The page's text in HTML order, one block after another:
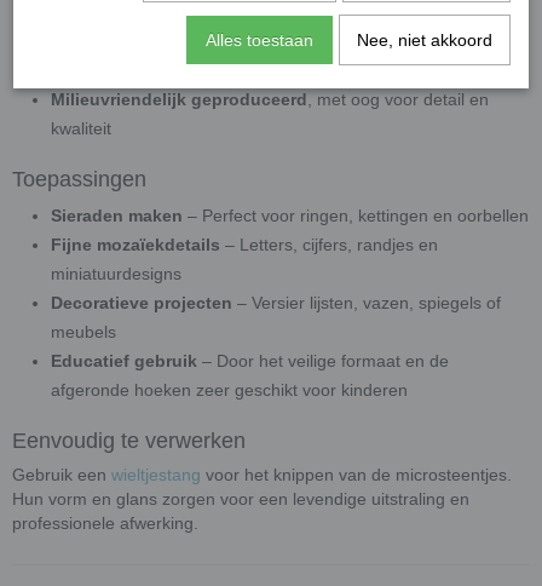
Geschikt voor binnen en buiten , in alle
weersomstandigheden
Milieuvriendelijk geproduceerd , met oog voor detail en
kwaliteit
Toepassingen
Sieraden maken – Perfect voor ringen, kettingen en oorbellen
Fijne mozaïekdetails – Letters, cijfers, randjes en
miniatuurdesigns
Decoratieve projecten – Versier lijsten, vazen, spiegels of
meubels
Educatief gebruik – Door het veilige formaat en de
afgeronde hoeken zeer geschikt voor kinderen
Eenvoudig te verwerken
Gebruik een wieltjestang voor het knippen van de microsteentjes.
Hun vorm en glans zorgen voor een levendige uitstraling en
professionele afwerking.
Alles toestaan Nee, niet akkoord